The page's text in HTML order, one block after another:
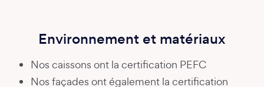
Environnement et matériaux
Nos caissons ont la certification PEFC
Nos façades ont également la certification